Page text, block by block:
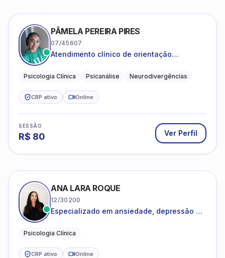
PÂMELA PEREIRA PIRES
07/45607
Atendimento clínico de orientação
crianças neurotípicas
Psicologia Clínica Psicanálise Neurodivergências
CRP ativo Online
SESSÃO
R$ 80 Ver Perfil
ANA LARA ROQUE
12/30200
Especializado em ansiedade, depressão e
Psicologia Clínica
CRP ativo Online